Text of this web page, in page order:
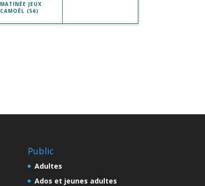
MATINÉE JEUX
CAMOËL (56)
Public
Adultes
Ados et jeunes adultes